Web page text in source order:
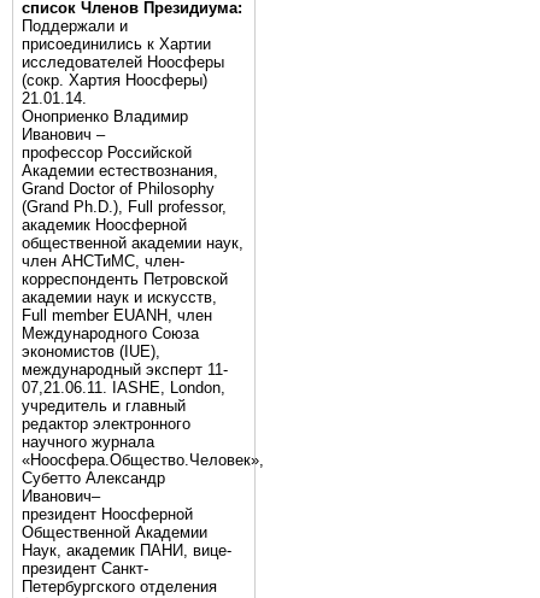
список Членов Президиума:
Поддержали и
присоединились к Хартии
исследователей Ноосферы
(сокр. Хартия Ноосферы)
21.01.14.
Оноприенко Владимир
Иванович –
профессор Российской
Академии естествознания,
Grand Doctor of Philosophy
(Grand Ph.D.), Full professor,
академик Ноосферной
общественной академии наук,
член АНСТиМС, член-
корреспонденть Петровской
академии наук и искусств,
Full member EUANH, член
Международного Союза
экономистов (IUE),
международный эксперт 11-
07,21.06.11. IASHE, London,
учредитель и главный
редактор электронного
научного журнала
«Ноосфера.Общество.Человек»,
Субетто Александр
Иванович–
президент Ноосферной
Общественной Академии
Наук, академик ПАНИ, вице-
президент Санкт-
Петербургского отделения